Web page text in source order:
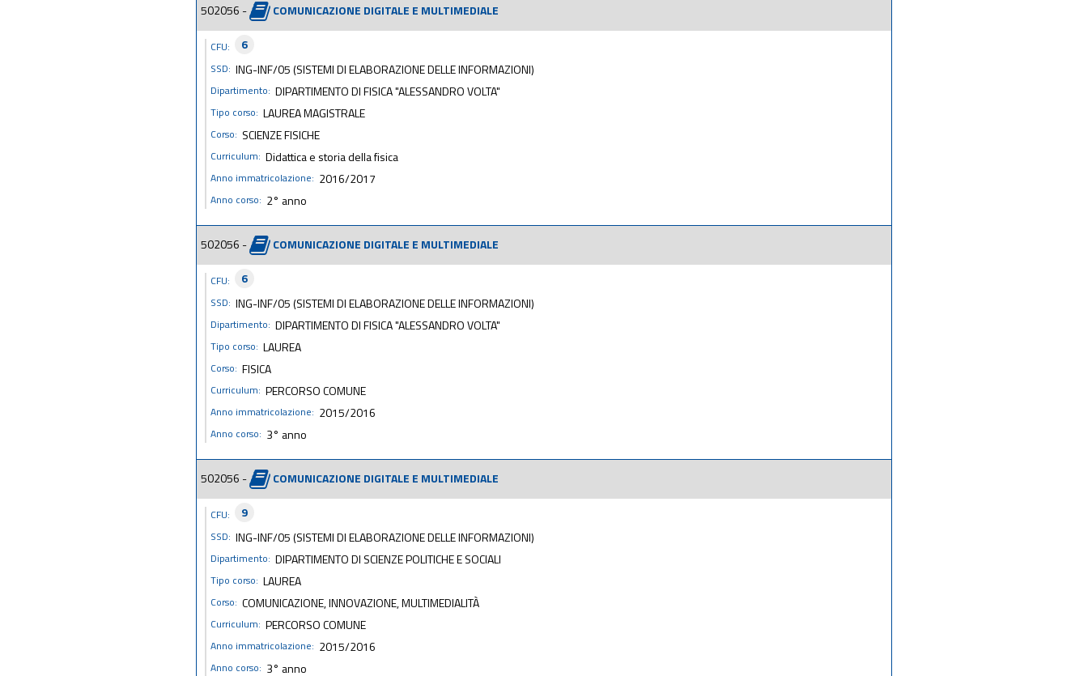
502056 - COMUNICAZIONE DIGITALE E MULTIMEDIALE
CFU: 6
SSD: ING-INF/05 (SISTEMI DI ELABORAZIONE DELLE INFORMAZIONI)
Dipartimento: DIPARTIMENTO DI FISICA "ALESSANDRO VOLTA"
Tipo corso: LAUREA MAGISTRALE
Corso: SCIENZE FISICHE
Curriculum: Didattica e storia della fisica
Anno immatricolazione: 2016/2017
Anno corso: 2° anno
502056 - COMUNICAZIONE DIGITALE E MULTIMEDIALE
CFU: 6
SSD: ING-INF/05 (SISTEMI DI ELABORAZIONE DELLE INFORMAZIONI)
Dipartimento: DIPARTIMENTO DI FISICA "ALESSANDRO VOLTA"
Tipo corso: LAUREA
Corso: FISICA
Curriculum: PERCORSO COMUNE
Anno immatricolazione: 2015/2016
Anno corso: 3° anno
502056 - COMUNICAZIONE DIGITALE E MULTIMEDIALE
CFU: 9
SSD: ING-INF/05 (SISTEMI DI ELABORAZIONE DELLE INFORMAZIONI)
Dipartimento: DIPARTIMENTO DI SCIENZE POLITICHE E SOCIALI
Tipo corso: LAUREA
Corso: COMUNICAZIONE, INNOVAZIONE, MULTIMEDIALITÀ
Curriculum: PERCORSO COMUNE
Anno immatricolazione: 2015/2016
Anno corso: 3° anno